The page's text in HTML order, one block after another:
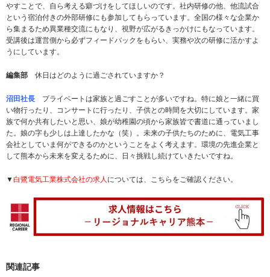
やすことで、自ら考える癖づけをしてほしいのです。社内研修の他、他流試合
という宿泊付きの外部研修にも参加してもらっています。全国の様々な企業か
ら集まるため異業種交流にもなり、視野が広がるきっかけにもなっています。
受講後は運営側から必ずフィードバックをもらい、実務や次の研修に活かすよ
うにしています。
編集部 休日はどのように過ごされていますか？
沼田社長
プライベートは家族と過ごすことが多いですね。特に娘と一緒に買
い物行ったり、コンサートに行ったり、子供との時間を大切にしています。家
族で何か共有したいと思い、娘が幼稚園の頃から家族皆で書道に通っていまし
た。娘の字も少しは上達したかな（笑）。未来の子供たちのために、電気工事
会社としていま何ができるのかということをよく考えます。環境の先進企業と
して熊本から未来を変えるために、日々挑戦し続けていきたいですね。
▼白鷺電気工業株式会社の求人 については、こちらをご確認ください。
関連記事